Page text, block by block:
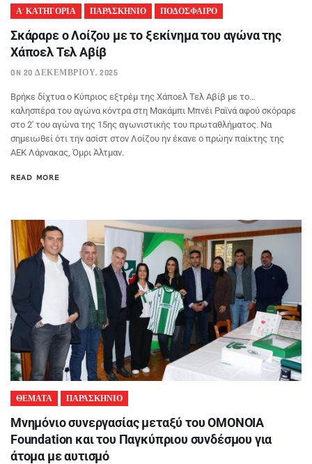
Α' ΚΑΤΗΓΟΡΙΑ ΠΑΡΑΣΚΗΝΙΟ ΠΟΔΟΣΦΑΙΡΟ
Σκάραρε ο Λοίζου με το ξεκίνημα του αγώνα της
Χάποελ Τελ Αβίβ
ON 20 ΔΕΚΕΜΒΡΊΟΥ, 2025
Βρήκε δίχτυα ο Κύπριος εξτρέμ της Χάποελ Τελ Αβίβ με το…
καλησπέρα του αγώνα κόντρα στη Μακάμπι Μπνέι Ραϊνά αφού σκόραρε
στο 2′ του αγώνα της 15ης αγωνιστικής του πρωταθλήματος. Να
σημειωθεί ότι την ασίστ στον Λοίζου ην έκανε ο πρώην παίκτης της
ΑΕΚ Λάρνακας, Όμρι Άλτμαν.
READ MORE
ΘΕΜΑΤΑ ΠΑΡΑΣΚΗΝΙΟ
Μνημόνιο συνεργασίας μεταξύ του ΟΜΟΝΟΙΑ
Foundation και του Παγκύπριου συνδέσμου για
άτομα με αυτισμό